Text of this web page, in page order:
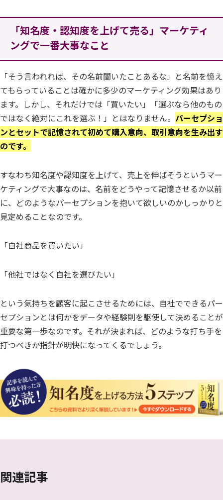
「知名度・認知度を上げて売る」マーケティ
ングで一番大事なこと
「そう言われれば、その名前聞いたことあるな」と名前を憶え
てもらっていることは確かに多少のマーケティング効果はあり
ます。しかし、それだけでは「買いたい」「選ぶなら他のもの
ではなく絶対にこれを選ぶ！」とはなりません。 パーセプショ
ンとセットで記憶されて初めて購入意向、取引意向を生み出す
のです。
すなわち知名度や認知度を上げて、売上を伸ばそうというマー
ケティングで大事なのは、名前をどうやって記憶させるか以前
に、どのようなパーセプションを抱いて欲しいのかしっかりと
見定めることなのです。
「自社商品を買いたい」
「他社ではなく自社を選びたい」
という気持ちを顧客に起こさせるためには、自社でできるパー
セプションとは何かをデータや経験則を駆使して決めることが
重要な第一歩なのです。それが決まれば、どのような打ち手を
打つべきか指針が明快になってくるでしょう。
関連記事